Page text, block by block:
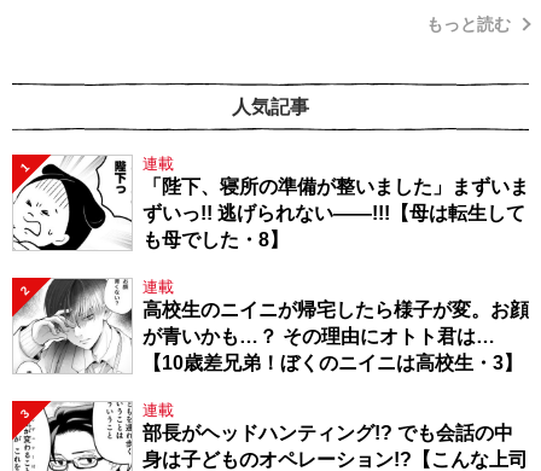
もっと読む
人気記事
1 連載
「陛下、寝所の準備が整いました」まずいま
ずいっ!! 逃げられない――!!!【母は転生して
も母でした・8】
2 連載
高校生のニイニが帰宅したら様子が変。お顔
が青いかも…？ その理由にオトト君は…
【10歳差兄弟！ぼくのニイニは高校生・3】
3 連載
部長がヘッドハンティング!? でも会話の中
身は子どものオペレーション!?【こんな上司